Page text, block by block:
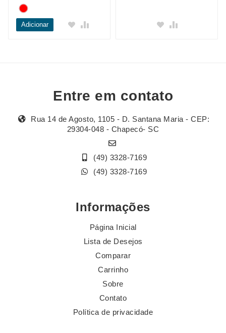
Adicionar
Entre em contato
Rua 14 de Agosto, 1105 - D. Santana Maria - CEP:
29304-048 - Chapecó- SC
(49) 3328-7169
(49) 3328-7169
Informações
Página Inicial
Lista de Desejos
Comparar
Carrinho
Sobre
Contato
Política de privacidade